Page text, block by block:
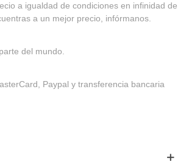
a igualdad de condiciones en infinidad de
a un mejor precio, infórmanos.
del mundo.
Paypal y transferencia bancaria